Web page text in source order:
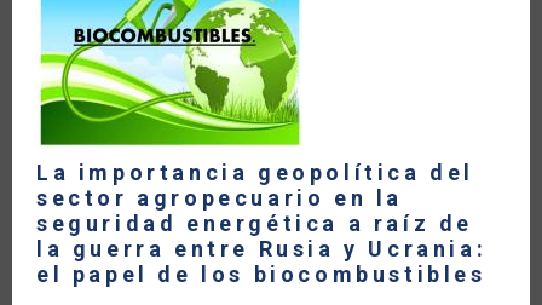
LA
NAVEGACIÓN
La importancia geopolítica del
sector agropecuario en la
seguridad energética a raíz de
la guerra entre Rusia y Ucrania:
el papel de los biocombustibles